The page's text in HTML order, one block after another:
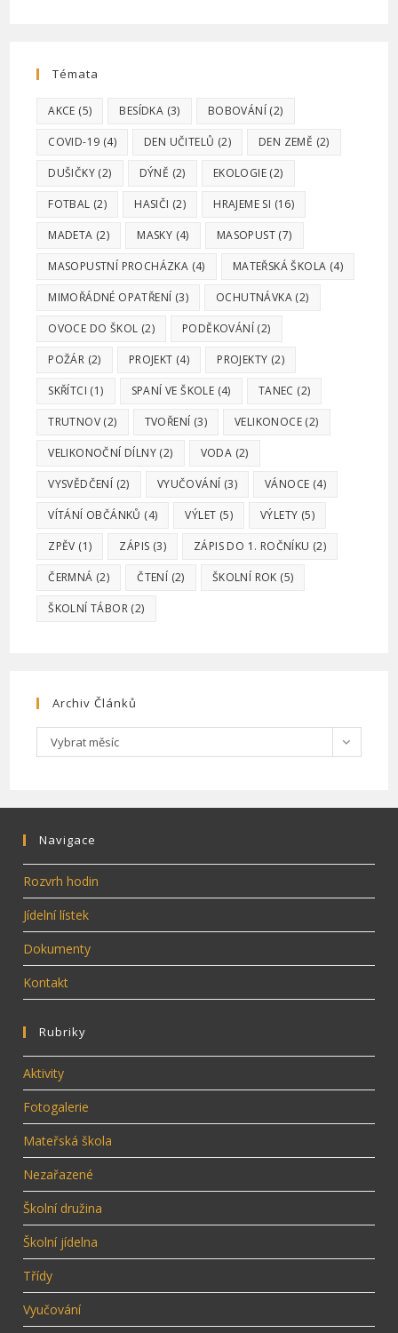
Témata
AKCE (5) BESÍDKA (3) BOBOVÁNÍ (2)
COVID-19 (4) DEN UČITELŮ (2) DEN ZEMĚ (2)
DUŠIČKY (2) DÝNĚ (2) EKOLOGIE (2)
FOTBAL (2) HASIČI (2) HRAJEME SI (16)
MADETA (2) MASKY (4) MASOPUST (7)
MASOPUSTNÍ PROCHÁZKA (4) MATEŘSKÁ ŠKOLA (4)
MIMOŘÁDNÉ OPATŘENÍ (3) OCHUTNÁVKA (2)
OVOCE DO ŠKOL (2) PODĚKOVÁNÍ (2)
POŽÁR (2) PROJEKT (4) PROJEKTY (2)
SKŘÍTCI (1) SPANÍ VE ŠKOLE (4) TANEC (2)
TRUTNOV (2) TVOŘENÍ (3) VELIKONOCE (2)
VELIKONOČNÍ DÍLNY (2) VODA (2)
VYSVĚDČENÍ (2) VYUČOVÁNÍ (3) VÁNOCE (4)
VÍTÁNÍ OBČÁNKŮ (4) VÝLET (5) VÝLETY (5)
ZPĚV (1) ZÁPIS (3) ZÁPIS DO 1. ROČNÍKU (2)
ČERMNÁ (2) ČTENÍ (2) ŠKOLNÍ ROK (5)
ŠKOLNÍ TÁBOR (2)
Archiv Článků
Archiv
článků
Vybrat měsíc
Navigace
Rozvrh hodin
Jídelní lístek
Dokumenty
Kontakt
Rubriky
Aktivity
Fotogalerie
Mateřská škola
Nezařazené
Školní družina
Školní jídelna
Třídy
Vyučování